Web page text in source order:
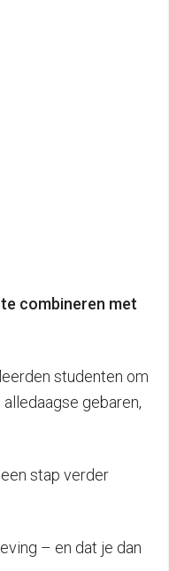
combineren met
studenten om
gebaren,
stap verder
– en dat je dan